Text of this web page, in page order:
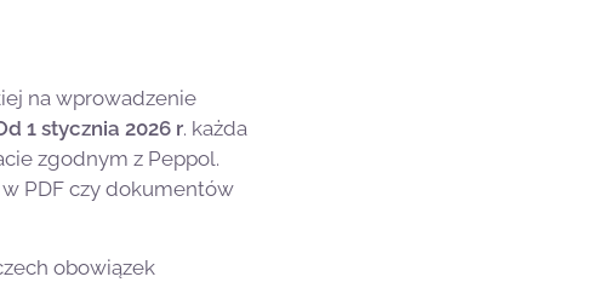
na wprowadzenie
1 stycznia 2026 r. każda
zgodnym z Peppol.
PDF czy dokumentów
obowiązek